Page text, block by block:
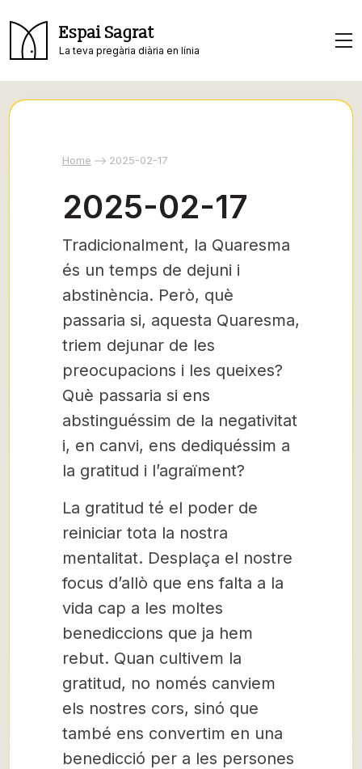
Espai Sagrat
La teva pregària diària en línia
Home 2025-02-17
2025-02-17
Tradicionalment, la Quaresma
és un temps de dejuni i
abstinència. Però, què
passaria si, aquesta Quaresma,
triem dejunar de les
preocupacions i les queixes?
Què passaria si ens
abstinguéssim de la negativitat
i, en canvi, ens dediquéssim a
la gratitud i l’agraïment?
La gratitud té el poder de
reiniciar tota la nostra
mentalitat. Desplaça el nostre
focus d’allò que ens falta a la
vida cap a les moltes
benediccions que ja hem
rebut. Quan cultivem la
gratitud, no només canviem
els nostres cors, sinó que
també ens convertim en una
benedicció per a les persones